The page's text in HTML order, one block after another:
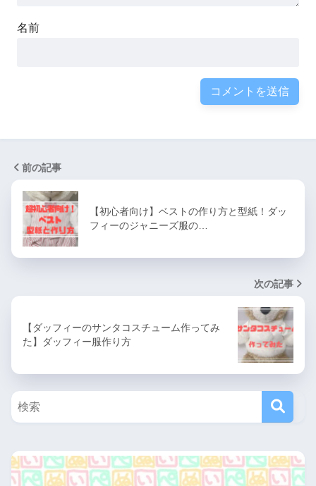
名前
前の記事
【初心者向け】ベストの作り方と型紙！ダッ
フィーのジャニーズ服の…
次の記事
【ダッフィーのサンタコスチューム作ってみ
た】ダッフィー服作り方